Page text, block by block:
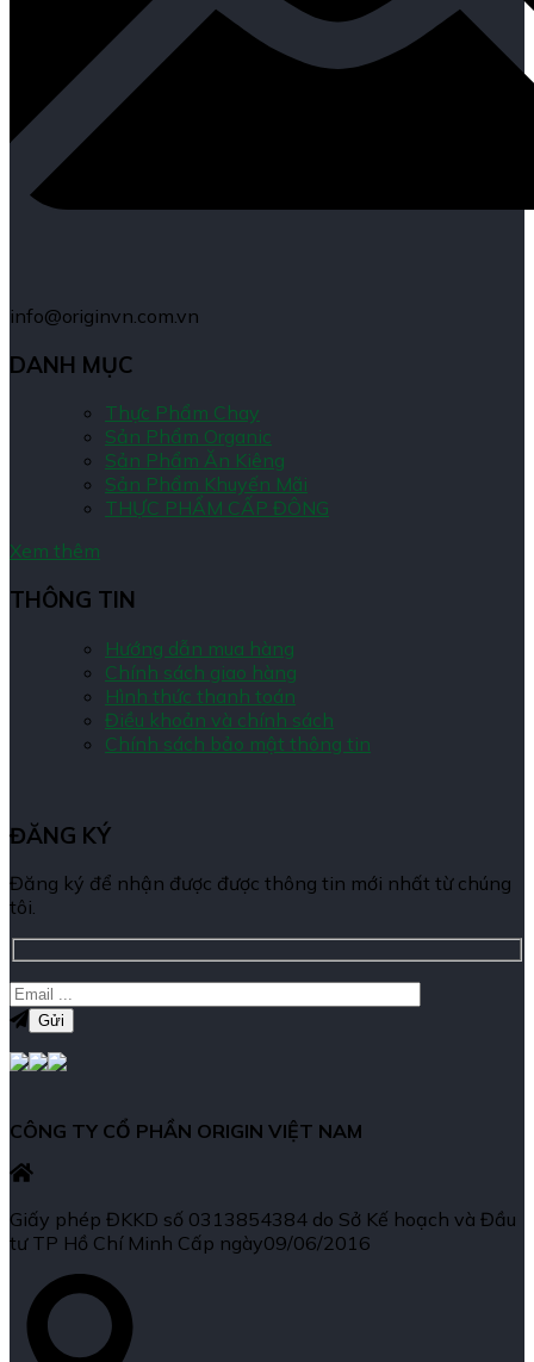
info@originvn.com.vn
DANH MỤC
Thực Phẩm Chay
Sản Phẩm Organic
Sản Phẩm Ăn Kiêng
Sản Phẩm Khuyến Mãi
THỰC PHẨM CẤP ĐÔNG
Xem thêm
THÔNG TIN
Hướng dẫn mua hàng
Chính sách giao hàng
Hình thức thanh toán
Điều khoản và chính sách
Chính sách bảo mật thông tin
ĐĂNG KÝ
Đăng ký để nhận được được thông tin mới nhất từ chúng
tôi.
CÔNG TY CỔ PHẦN ORIGIN VIỆT NAM
Giấy phép ĐKKD số 0313854384 do Sở Kế hoạch và Đầu
tư TP Hồ Chí Minh Cấp ngày09/06/2016